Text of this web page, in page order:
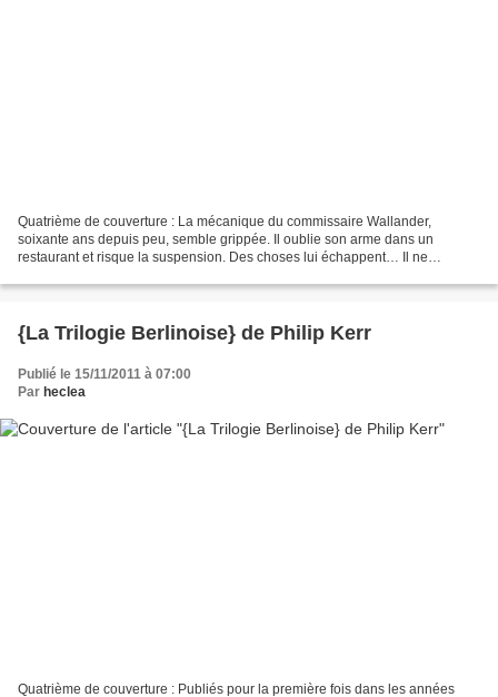
Quatrième de couverture : La mécanique du commissaire Wallander,
soixante ans depuis peu, semble grippée. Il oublie son arme dans un
restaurant et risque la suspension. Des choses lui échappent… Il ne
{La Trilogie Berlinoise} de Philip Kerr
Publié le 15/11/2011 à 07:00
Par heclea
Quatrième de couverture : Publiés pour la première fois dans les années